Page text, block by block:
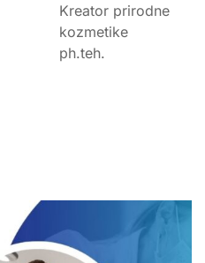
Kreator prirodne
kozmetike
ph.teh.